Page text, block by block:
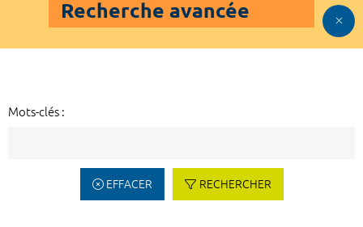
Recherche avancée
Mots-clés :
EFFACER RECHERCHER